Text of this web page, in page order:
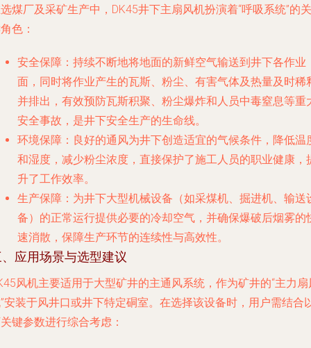
煤厂及采矿生产中，DK45井下主扇风机扮演着“呼吸系统”的关
色：
安全保障 ：持续不断地将地面的新鲜空气输送到井下各作业
面，同时将作业产生的瓦斯、粉尘、有害气体及热量及时稀
并排出，有效预防瓦斯积聚、粉尘爆炸和人员中毒窒息等重
安全事故，是井下安全生产的生命线。
环境保障 ：良好的通风为井下创造适宜的气候条件，降低温
和湿度，减少粉尘浓度，直接保护了施工人员的职业健康，
升了工作效率。
生产保障 ：为井下大型机械设备（如采煤机、掘进机、输送
备）的正常运行提供必要的冷却空气，并确保爆破后烟雾的
速消散，保障生产环节的连续性与高效性。
应用场景与选型建议
风机主要适用于大型矿井的主通风系统，作为矿井的“主力扇
安装于风井口或井下特定硐室。在选择该设备时，用户需结合
键参数进行综合考虑：